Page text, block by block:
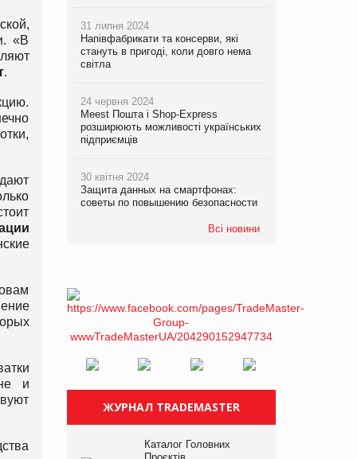
«В
.
и
31 липня 2024
Напівфабрикати та консерви, які
стануть в пригоді, коли довго нема
світла
24 червня 2024
Meest Пошта і Shop-Express
розширюють можливості українських
підприємців
30 квітня 2024
Защита данных на смартфонах:
советы по повышению безопасности
Всі новини
ЖУРНАЛ TRADEMASTER
Каталог Головних